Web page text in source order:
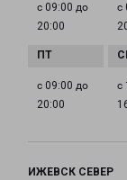
с 09:00 до
20:00
с
с 09:00 до
20:00
с
ИЖЕВСК СЕВЕР